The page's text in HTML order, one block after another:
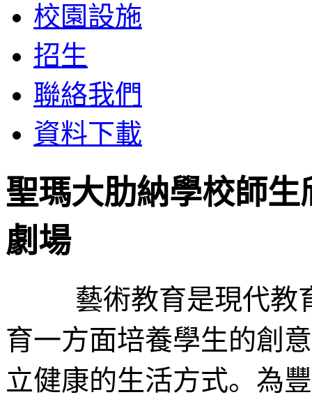
校園設施
招生
聯絡我們
資料下載
聖瑪大肋納學校師
劇場
藝術教育是現代教育
育一方面培養學生的創
立健康的生活方式。為